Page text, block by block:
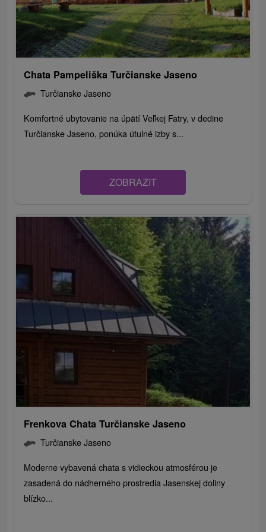
Chata Pampeliška Turčianske Jaseno
Turčianske Jaseno
Komfortné ubytovanie na úpätí Veľkej Fatry, v dedine
Turčianske Jaseno, ponúka útulné izby s...
ZOBRAZIT
Frenkova Chata Turčianske Jaseno
Turčianske Jaseno
Moderne vybavená chata s vidieckou atmosférou je
zasadená do nádherného prostredia Jasenskej doliny
blízko...